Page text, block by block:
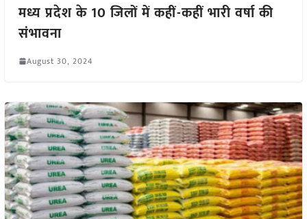
मध्य प्रदेश के 10 जिलों में कहीं-कहीं भारी वर्षा की
संभावना
August 30, 2024